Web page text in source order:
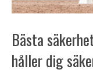
Bästa
håller dig